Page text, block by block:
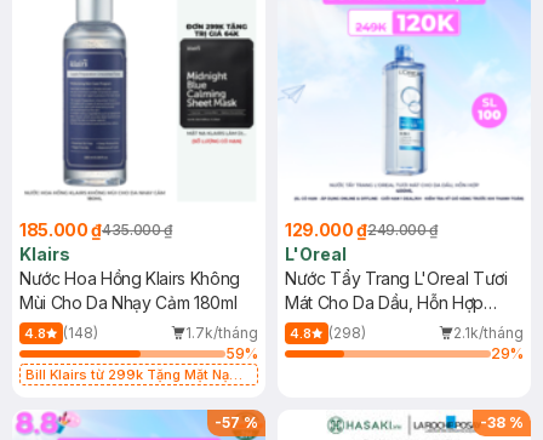
185.000 ₫435.000 ₫
Klairs
Nước Hoa Hồng Klairs Không
Mùi Cho Da Nhạy Cảm 180ml
4.8 (148)
1.7k/tháng
59%
Bill Klairs từ 299k Tặng Mặt Nạ
25ml (SL Có Hạn)
129.000 ₫249.000 ₫
L'Oreal
Nước Tẩy Trang L'Oreal Tươi
Mát Cho Da Dầu, Hỗn Hợp
400ml
4.8 (298)
2.1k/tháng
29%
-57% -38 %